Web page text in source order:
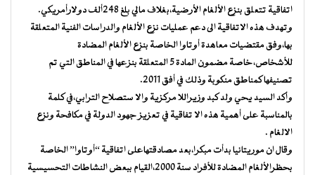
اتفاقية تتعلق بنزع الألغام الأرضية،بغلاف مالي بلغ 248ألف دولارأمريكي.
وتهدف هذه الاتفاقية الى دعم عمليات نزع الألغام والدراسات الفنية المتعلقة
بها،وفق مقتضيات معاهدة أوتاوا الخاصة بنزع الألغام المضادة
للأشخاص،خاصة مضمون المادة 5 المتعلقة بنزعها في المناطق التي تم
تصنيفها كمناطق منكوبة وذلك في أفق 2011.
وأكد السيد يحي ولد كبد وزيراللا مركزية والا ستصلاح الترابي،في كلمة
بالمناسبة على أهمية هذه الا تفاقية في تعزيز جهود الدولة في مكافحة ونزع
الالغام .
وقال ان موريتانيا بدأت مبكرا،بعد مصادقتهاعلى اتفاقية “أوتاوا” الخاصة
بحظرالألغام المضادة للأفراد سنة 2000،القيام ببعض النشاطات التحسيسية